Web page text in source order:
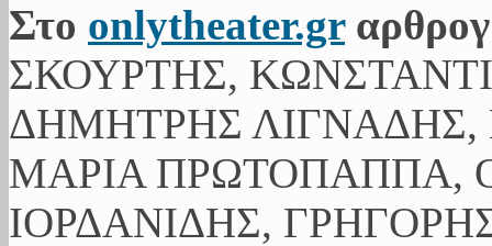
Στο onlytheater.gr
ΣΚΟΥΡΤΗΣ,
ΔΗΜΗΤΡΗΣ ΛΙΓΝΑΔΗΣ,
ΜΑΡΙΑ ΠΡΩΤΟΠΑΠΠΑ,
ΙΟΡΔΑΝΙΔΗΣ,